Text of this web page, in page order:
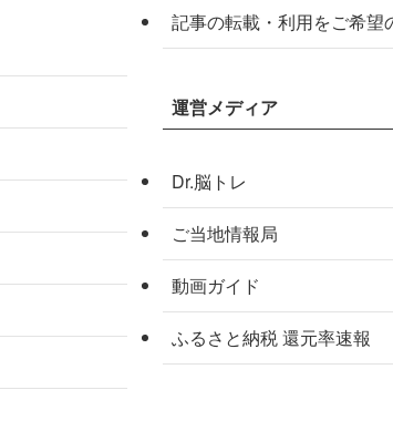
記事の転載・利用をご希望
運営メディア
Dr.脳トレ
ご当地情報局
動画ガイド
ふるさと納税 還元率速報